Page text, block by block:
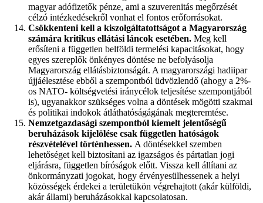
magyar adófizetők pénze, ami a szuverenitás megőrzését
célzó intézkedésekről vonhat el fontos erőforrásokat.
Csökkenteni kell a kiszolgáltatottságot a Magyarország
számára kritikus ellátási láncok esetében. Meg kell
erősíteni a független belföldi termelési kapacitásokat, hogy
egyes szereplők önkényes döntése ne befolyásolja
Magyarország ellátásbiztonságát. A magyarországi hadiipar
újjáélesztése ebből a szempontból üdvözlendő (ahogy a 2%-
os NATO- költségvetési iránycélok teljesítése szempontjából
is), ugyanakkor szükséges volna a döntések mögötti szakmai
és politikai indokok átláthatóságágának megteremtése.
Nemzetgazdasági szempontból kiemelt jelentőségű
beruházások kijelölése csak független hatóságok
részvételével történhessen. A döntésekkel szemben
lehetőséget kell biztosítani az igazságos és pártatlan jogi
eljárásra, független bíróságok előtt. Vissza kell állítani az
önkormányzati jogokat, hogy érvényesülhessenek a helyi
közösségek érdekei a területükön végrehajtott (akár külföldi,
akár állami) beruházásokkal kapcsolatosan.